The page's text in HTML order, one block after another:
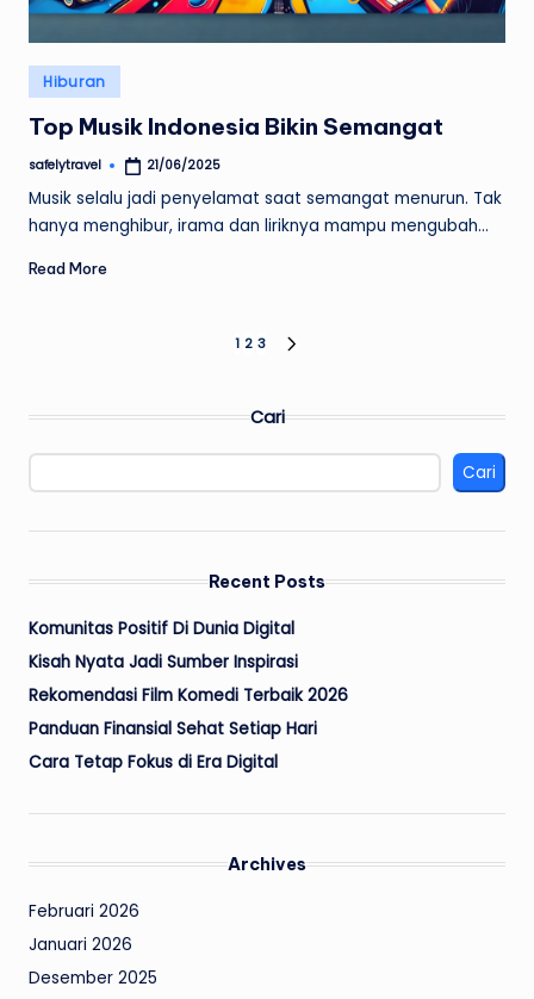
Posted
in
Hiburan
Top Musik Indonesia Bikin Semangat
Posted
safelytravel 21/06/2025
Musik selalu jadi penyelamat saat semangat menurun. Tak
hanya menghibur, irama dan liriknya mampu mengubah…
Read More
1 2 3
Cari
Cari
Recent Posts
Komunitas Positif Di Dunia Digital
Kisah Nyata Jadi Sumber Inspirasi
Rekomendasi Film Komedi Terbaik 2026
Panduan Finansial Sehat Setiap Hari
Cara Tetap Fokus di Era Digital
Archives
Februari 2026
Januari 2026
Desember 2025